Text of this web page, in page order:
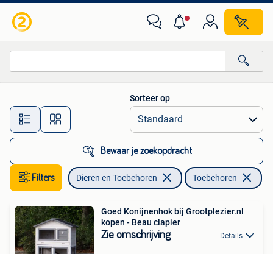
Alle afstanden…
Sorteer op
Bewaar je zoekopdracht
Filters Dieren en Toebehoren Toebehoren
Goed Konijnenhok bij Grootplezier.nl
kopen - Beau clapier
Zie omschrijving Details